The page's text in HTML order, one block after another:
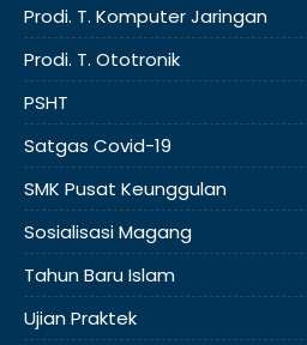
Prodi. T. Komputer Jaringan
Prodi. T. Ototronik
PSHT
Satgas Covid-19
SMK Pusat Keunggulan
Sosialisasi Magang
Tahun Baru Islam
Ujian Praktek